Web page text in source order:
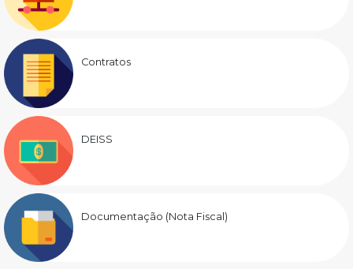
Contratos
DEISS
Documentação (Nota Fiscal)